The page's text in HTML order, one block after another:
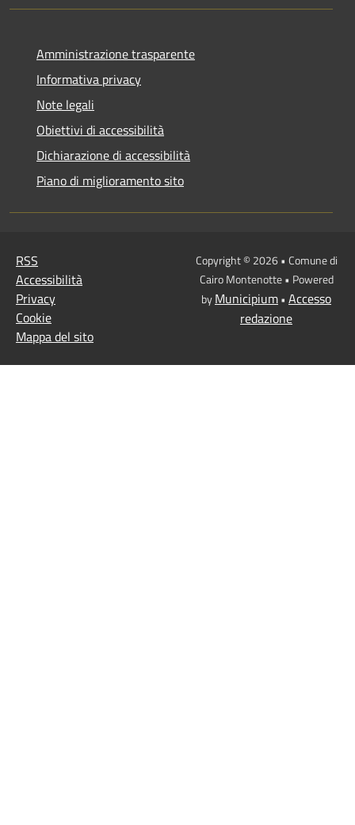
Amministrazione trasparente
Informativa privacy
Note legali
Obiettivi di accessibilità
Dichiarazione di accessibilità
Piano di miglioramento sito
RSS
Accessibilità
Privacy
Cookie
Mappa del sito
Copyright © 2026 • Comune di
Cairo Montenotte • Powered
byMunicipium• Accesso
redazione